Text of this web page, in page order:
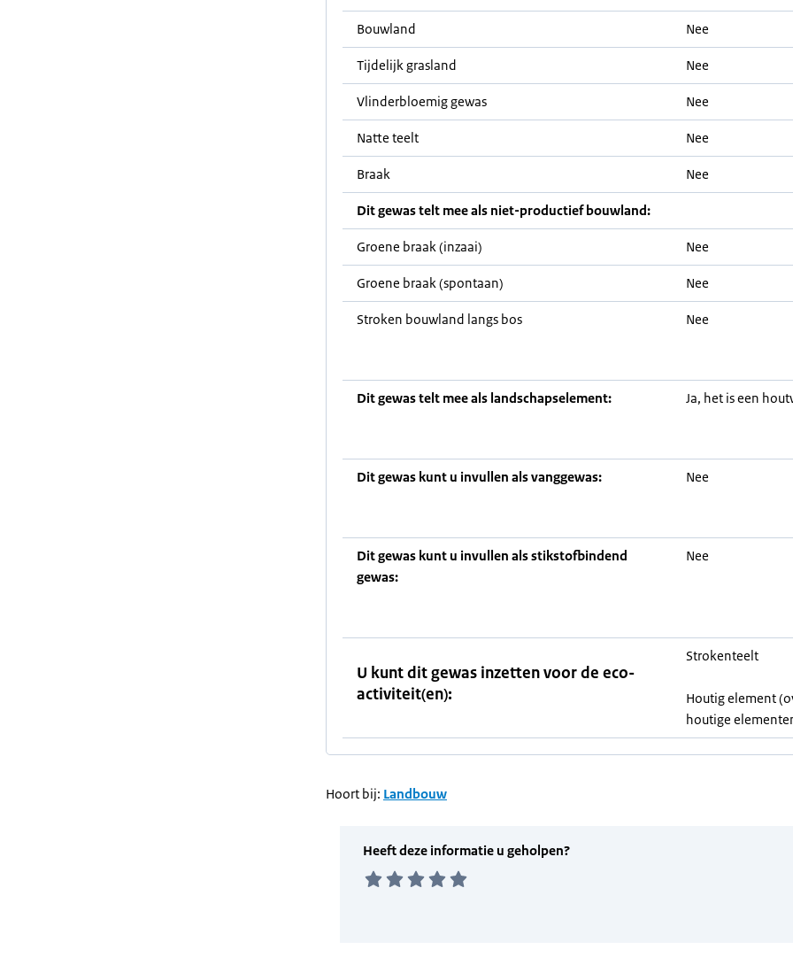
Bouwland Nee
Tijdelijk grasland Nee
Vlinderbloemig gewas Nee
Natte teelt Nee
Braak Nee
Dit gewas telt mee als niet-productief bouwland:
Groene braak (inzaai) Nee
Groene braak (spontaan) Nee
Stroken bouwland langs bos Nee
Dit gewas telt mee als landschapselement: Ja, het is een
Dit gewas kunt u invullen als vanggewas: Nee
Dit gewas kunt u invullen als stikstofbindend
gewas:
Nee
U kunt dit gewas inzetten voor de eco-
activiteit(en):
Strokenteelt
Houtig element
houtige
Hoort bij: Landbouw